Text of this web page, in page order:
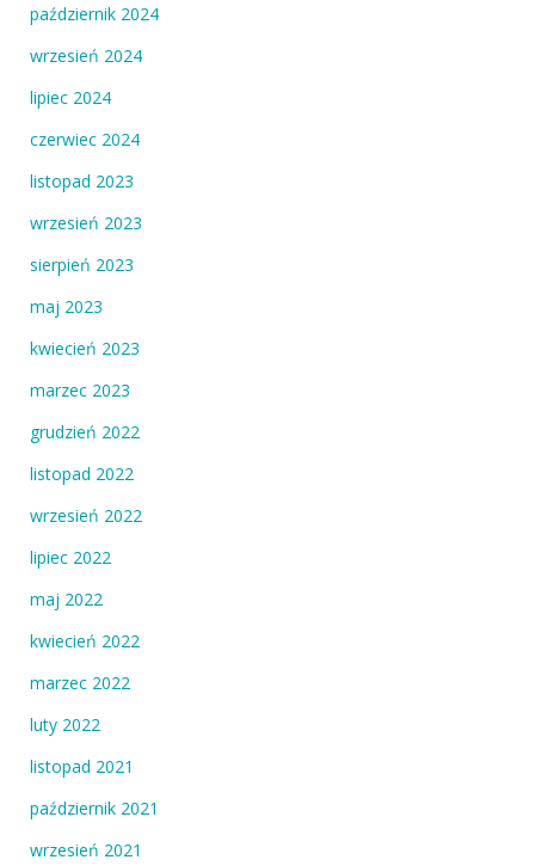
październik 2024
wrzesień 2024
lipiec 2024
czerwiec 2024
listopad 2023
wrzesień 2023
sierpień 2023
maj 2023
kwiecień 2023
marzec 2023
grudzień 2022
listopad 2022
wrzesień 2022
lipiec 2022
maj 2022
kwiecień 2022
marzec 2022
luty 2022
listopad 2021
październik 2021
wrzesień 2021